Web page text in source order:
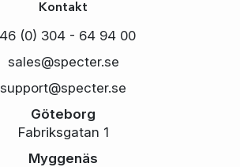
Kontakt
(0) 304 - 64 94 00
sales@specter.se
support@specter.se
Göteborg
Fabriksgatan 1
Myggenäs